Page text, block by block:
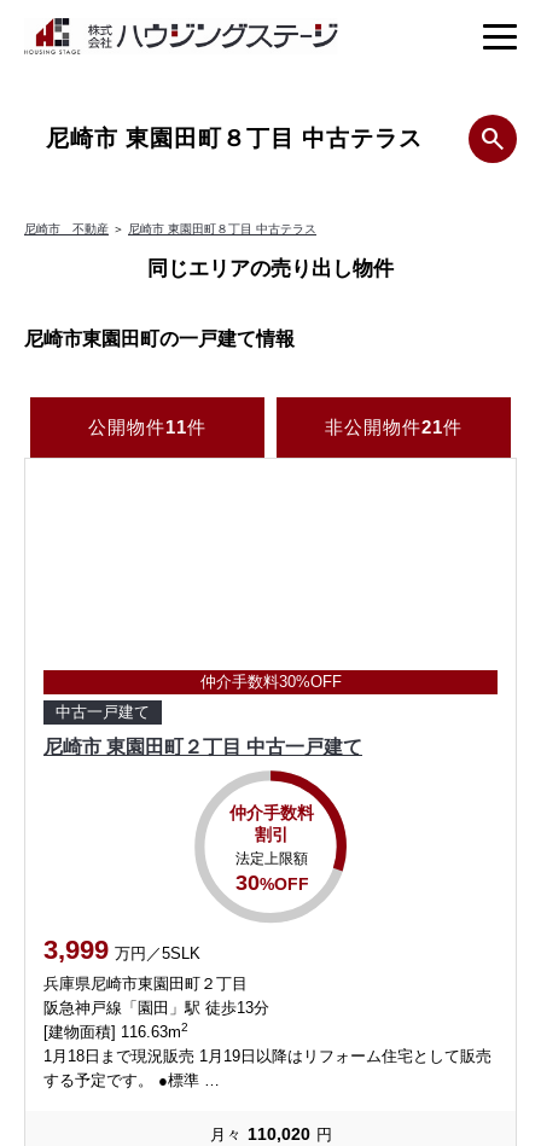
尼崎市 東園田町８丁目 中古テラス
尼崎市 不動産 ＞ 尼崎市 東園田町８丁目 中古テラス
同じエリアの売り出し物件
尼崎市東園田町の一戸建て情報
公開物件11件 非公開物件21件
仲介手数料30%OFF
中古一戸建て
尼崎市 東園田町２丁目 中古一戸建て
仲介手数料
割引
法定上限額
30%OFF
3,999 万円／5SLK
兵庫県尼崎市東園田町２丁目
阪急神戸線「園田」駅 徒歩13分
[建物面積] 116.63m2
1月18日まで現況販売 1月19日以降はリフォーム住宅として販売
する予定です。 ●標準 …
月々 110,020 円